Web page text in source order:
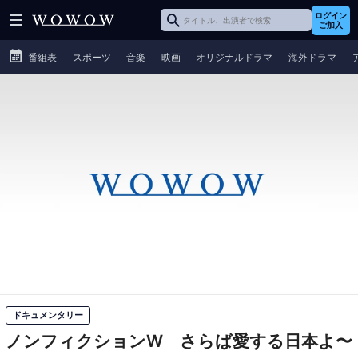
ログイン
ご加入
番組表 スポーツ 音楽 映画 オリジナルドラマ 海外ドラマ
ドキュメンタリー
ノンフィクションW さらば愛する日本よ〜